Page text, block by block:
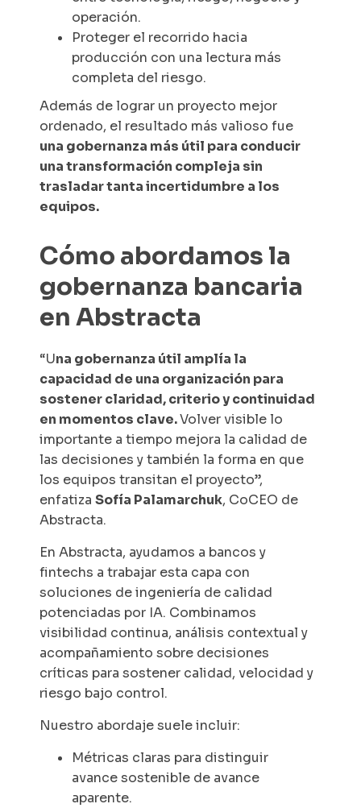
operación.
Proteger el recorrido hacia
producción con una lectura más
completa del riesgo.
Además de lograr un proyecto mejor
ordenado, el resultado más valioso fue
una gobernanza más útil para conducir
una transformación compleja sin
trasladar tanta incertidumbre a los
equipos.
Cómo abordamos la
gobernanza bancaria
en Abstracta
“Una gobernanza útil amplía la
capacidad de una organización para
sostener claridad, criterio y continuidad
en momentos clave.Volver visible lo
importante a tiempo mejora la calidad de
las decisiones y también la forma en que
los equipos transitan el proyecto”,
enfatiza Sofía Palamarchuk, CoCEO de
Abstracta.
En Abstracta, ayudamos a bancos y
fintechs a trabajar esta capa con
soluciones de ingeniería de calidad
potenciadas por IA. Combinamos
visibilidad continua, análisis contextual y
acompañamiento sobre decisiones
críticas para sostener calidad, velocidad y
riesgo bajo control.
Nuestro abordaje suele incluir:
Métricas claras para distinguir
avance sostenible de avance
aparente.